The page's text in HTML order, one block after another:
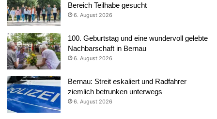
Bereich Teilhabe gesucht
6. August 2026
100. Geburtstag und eine wundervoll gelebte
Nachbarschaft in Bernau
6. August 2026
Bernau: Streit eskaliert und Radfahrer
ziemlich betrunken unterwegs
6. August 2026